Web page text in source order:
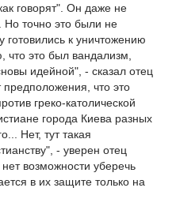
говорят". Он даже не
Но точно это были не
готовились к уничтожению
что это был вандализм,
идейной", - сказал отец
что это
греко-католической
города Киева разных
Нет, тут такая
- уверен отец
возможности уберечь
в их защите только на